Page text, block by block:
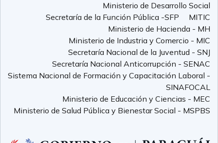
Ministerio de Desarrollo Social
Secretaría de la Función Pública -SFP
MITIC
Ministerio de Hacienda - MH
Ministerio de Industria y Comercio - MIC
Secretaría Nacional de la Juventud - SNJ
Secretaría Nacional Anticorrupción - SENAC
Sistema Nacional de Formación y Capacitación Laboral -
SINAFOCAL
Ministerio de Educación y Ciencias - MEC
Ministerio de Salud Pública y Bienestar Social - MSPBS